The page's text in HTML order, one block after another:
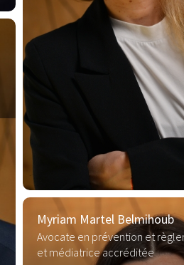
Myriam Martel Belmihoub
Avocate en prévention et
et médiatrice accréditée